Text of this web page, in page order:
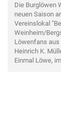
Die Burglöwen
neuen Saison
Vereinslokal
Weinheim/
Löwenfans aus
Heinrich K.
Einmal Löwe,